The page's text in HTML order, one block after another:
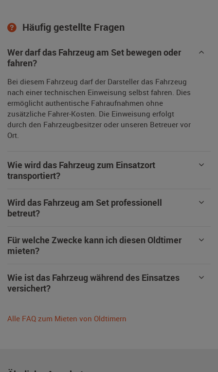
Häufig gestellte Fragen
Wer darf das Fahrzeug am Set bewegen oder
fahren?
Bei diesem Fahrzeug darf der Darsteller das Fahrzeug
nach einer technischen Einweisung selbst fahren. Dies
ermöglicht authentische Fahraufnahmen ohne
zusätzliche Fahrer-Kosten. Die Einweisung erfolgt
durch den Fahrzeugbesitzer oder unseren Betreuer vor
Ort.
Wie wird das Fahrzeug zum Einsatzort
transportiert?
Wird das Fahrzeug am Set professionell
betreut?
Für welche Zwecke kann ich diesen Oldtimer
mieten?
Wie ist das Fahrzeug während des Einsatzes
versichert?
Alle FAQ zum Mieten von Oldtimern